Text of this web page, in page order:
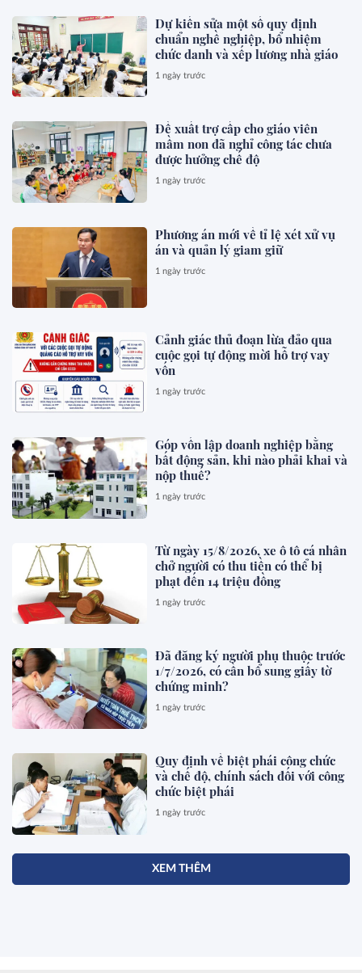
Dự kiến sửa một số quy định
chuẩn nghề nghiệp, bổ nhiệm
chức danh và xếp lương nhà giáo
1 ngày trước
Đề xuất trợ cấp cho giáo viên
mầm non đã nghỉ công tác chưa
được hưởng chế độ
1 ngày trước
Phương án mới về tỉ lệ xét xử vụ
án và quản lý giam giữ
1 ngày trước
Cảnh giác thủ đoạn lừa đảo qua
cuộc gọi tự động mời hỗ trợ vay
vốn
1 ngày trước
Góp vốn lập doanh nghiệp bằng
bất động sản, khi nào phải khai và
nộp thuế?
1 ngày trước
Từ ngày 15/8/2026, xe ô tô cá nhân
chở người có thu tiền có thể bị
phạt đến 14 triệu đồng
1 ngày trước
Đã đăng ký người phụ thuộc trước
1/7/2026, có cần bổ sung giấy tờ
chứng minh?
1 ngày trước
Quy định về biệt phái công chức
và chế độ, chính sách đối với công
chức biệt phái
1 ngày trước
XEM THÊM